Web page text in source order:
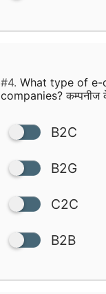
#4. What type of e-
companies? कम्पनीज
B2C
B2G
C2C
B2B